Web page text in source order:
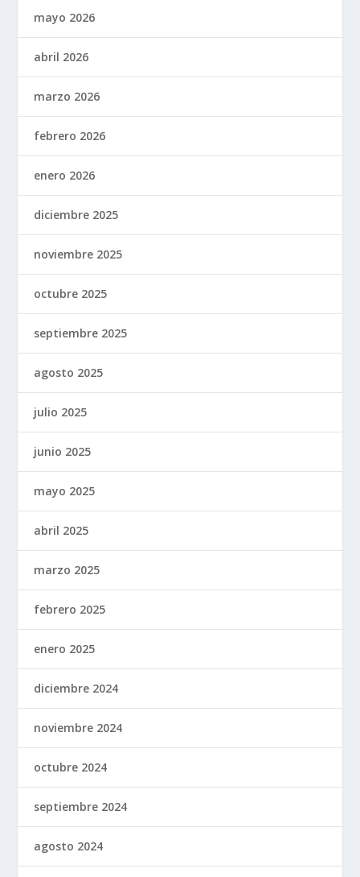
mayo 2026
abril 2026
marzo 2026
febrero 2026
enero 2026
diciembre 2025
noviembre 2025
octubre 2025
septiembre 2025
agosto 2025
julio 2025
junio 2025
mayo 2025
abril 2025
marzo 2025
febrero 2025
enero 2025
diciembre 2024
noviembre 2024
octubre 2024
septiembre 2024
agosto 2024